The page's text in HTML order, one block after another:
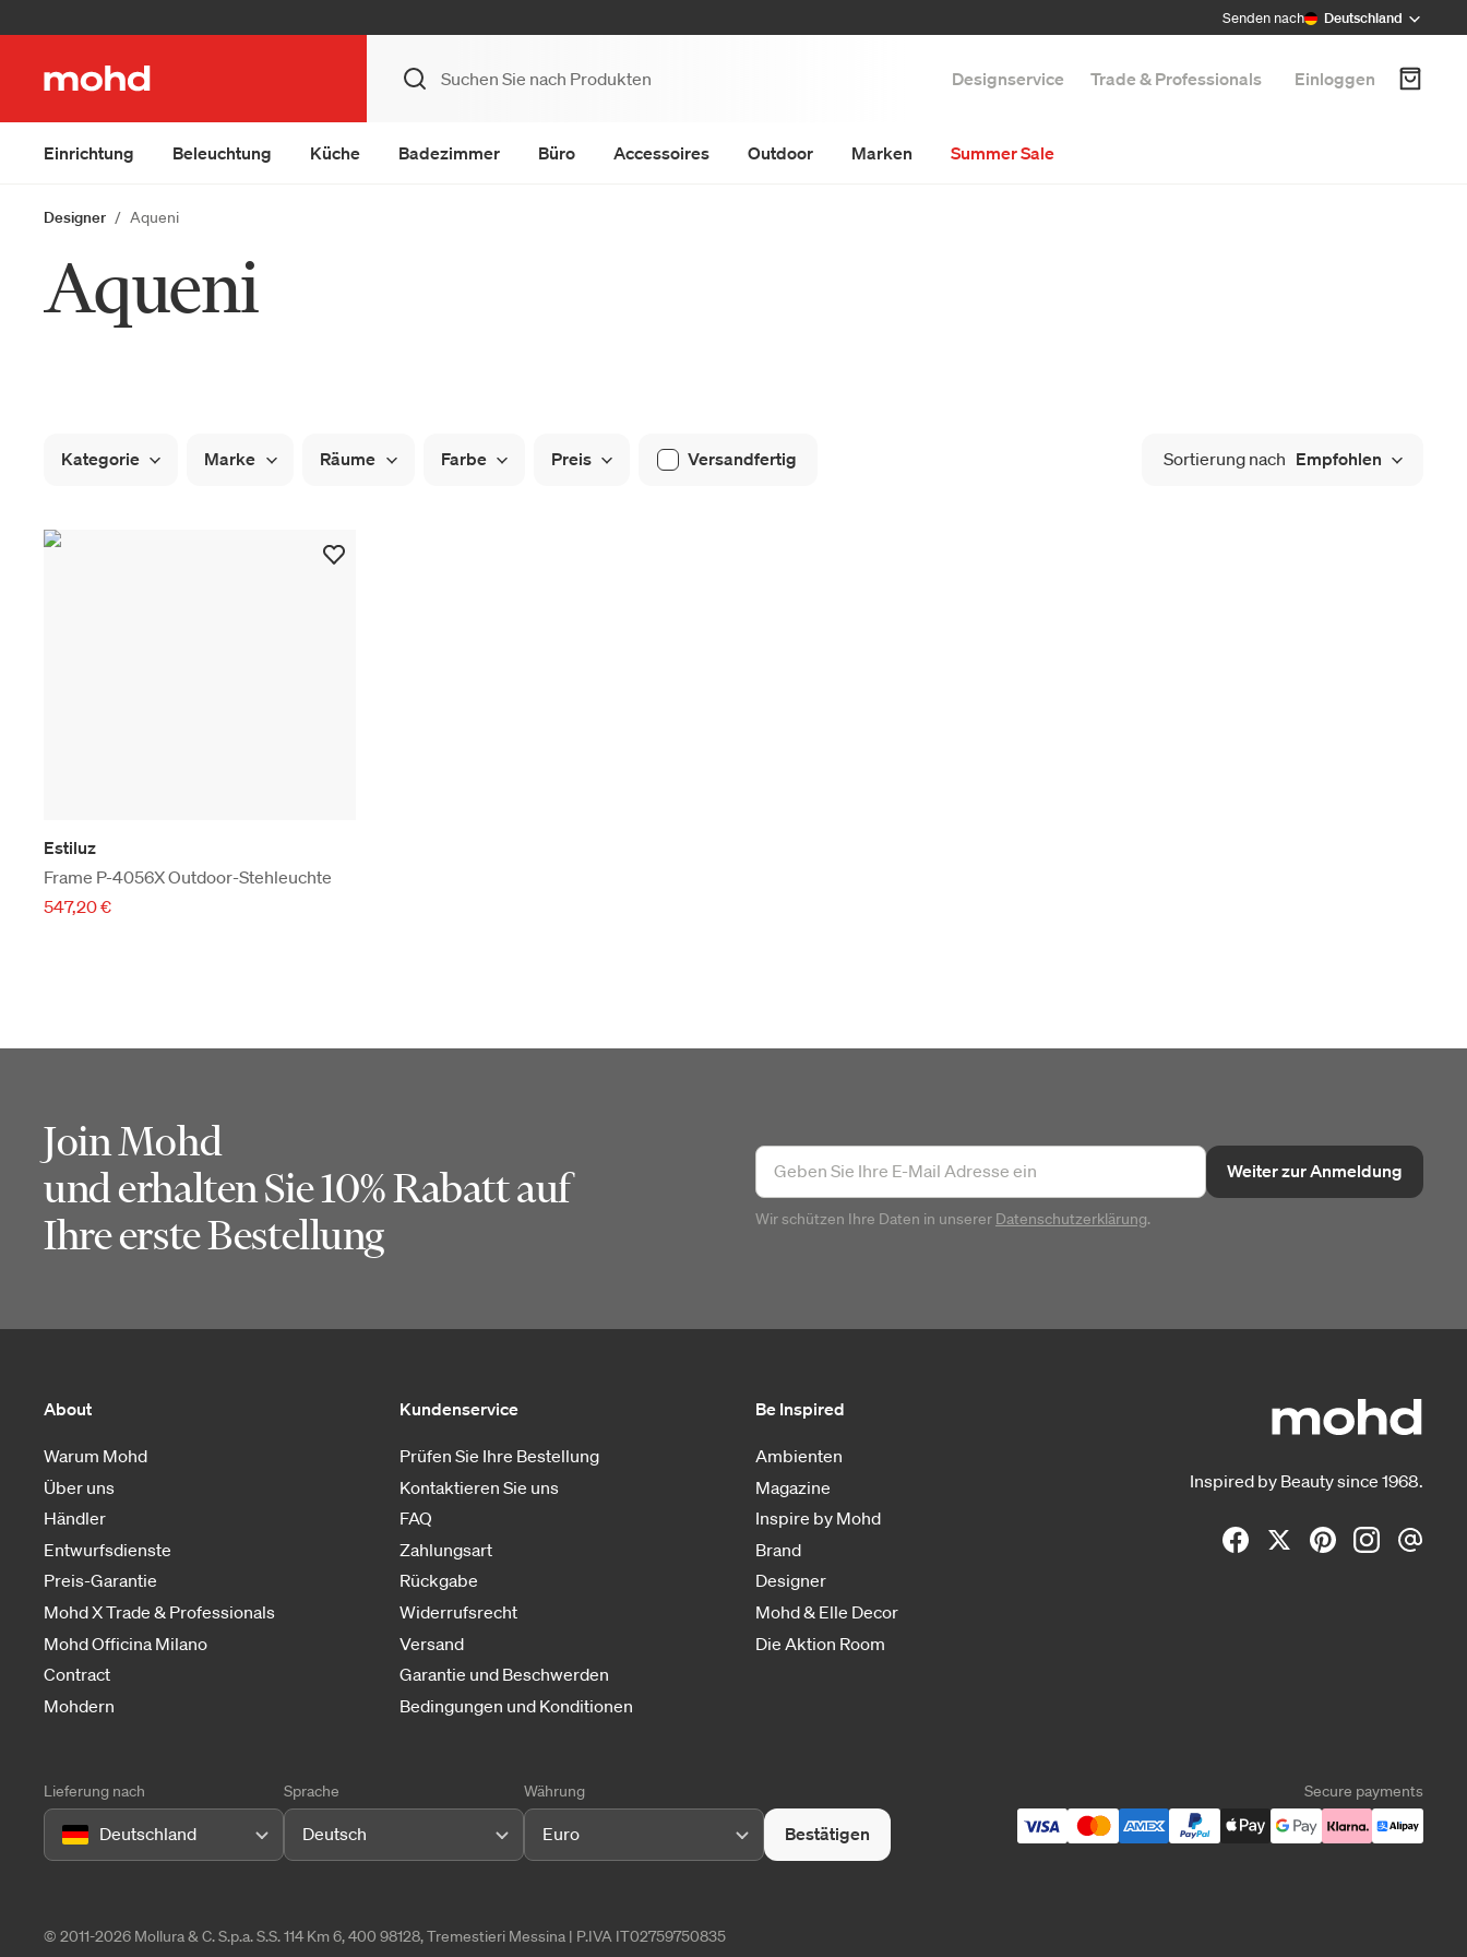
Senden nach Deutschland
Designservice Trade & Professionals Einloggen
Einrichtung Beleuchtung Küche Badezimmer Büro Accessoires Outdoor Marken Summer Sale
Designer Aqueni
Aqueni
Kategorie Marke Räume Farbe Preis Versandfertig Sortierung nach Empfohlen
Estiluz
Frame P-4056X Outdoor-Stehleuchte
547,20 €
Join Mohd
und erhalten Sie 10% Rabatt auf
Ihre erste Bestellung
Weiter zur Anmeldung
Wir schützen Ihre Daten in unserer Datenschutzerklärung.
Inspired by Beauty since 1968.
About
Warum Mohd
Über uns
Händler
Entwurfsdienste
Preis-Garantie
Mohd X Trade & Professionals
Mohd Officina Milano
Contract
Mohdern
Kundenservice
Prüfen Sie Ihre Bestellung
Kontaktieren Sie uns
FAQ
Zahlungsart
Rückgabe
Widerrufsrecht
Versand
Garantie und Beschwerden
Bedingungen und Konditionen
Be Inspired
Ambienten
Magazine
Inspire by Mohd
Brand
Designer
Mohd & Elle Decor
Die Aktion Room
Lieferung nach
Deutschland
Sprache
Deutsch
Währung
Euro Bestätigen
Secure payments
© 2011-2026 Mollura & C. S.p.a. S.S. 114 Km 6, 400 98128, Tremestieri Messina | P.IVA IT02759750835